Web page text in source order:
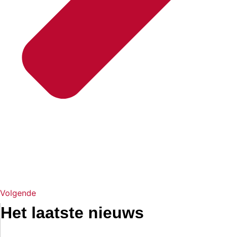
Volgende
Het laatste nieuws